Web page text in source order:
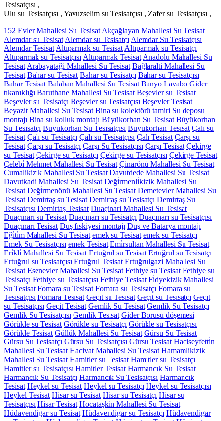
Tesisatçısı ,
Ulu su Tesisatçısı , Yavuzselim su Tesisatçısı , Zafer su Tesisatçısı ,
152 Evler Mahallesi Su TesisatAkçağlayan Mahallesi Su Tesisat
Alemdar su TesisatAlemdar su TesisatçıAlemdar Su Tesisatçısı
Alemdar TesisatAltıparmak su TesisatAltıparmak su Tesisatçı
Altıparmak su TesisatçısıAltıparmak TesisatAnadolu Mahallesi Su
TesisatArabayataği Mahallesi Su Tesisat Bağlaralti Mahallesi Su
Tesisat Bahar su Tesisat Bahar su Tesisatçı Bahar su Tesisatçısı
Bahar Tesisat Balaban Mahallesi Su Tesisat Banyo Lavabo Gider
tıkanıklığı Baruthane Mahallesi Su Tesisat Beşevler su Tesisat
Beşevler su Tesisatçı Beşevler su Tesisatçısı Beşevler Tesisat
Beyazit Mahallesi Su Tesisat Bina su kolektörü tamiri Su deposu
montajı Bina su kolluk montajı Büyükorhan Su Tesisat Büyükorhan
Su Tesisatçı Büyükorhan Su Tesisatçısı Büyükorhan Tesisat Çalı su
Tesisat Çalı su Tesisatçı Çalı su Tesisatçısı Çalı Tesisat Çarşı su
Tesisat Çarşı su Tesisatçı Çarşı Su Tesisatçısı Çarşı Tesisat Çekirge
su Tesisat Çekirge su Tesisatçı Çekirge su Tesisatçısı Çekirge Tesisat
Çelebi̇ Mehmet Mahallesi Su Tesisat Çinarönü Mahallesi Su Tesisat
Cumalikizik Mahallesi Su Tesisat Davutdede Mahallesi Su Tesisat
Davutkadi Mahallesi Su Tesisat Deği̇rmenli̇kizik Mahallesi Su
Tesisat Deği̇rmenönü Mahallesi Su Tesisat Demetevler Mahallesi Su
Tesisat Demirtaş su Tesisat Demirtaş su Tesisatçı Demirtaş Su
Tesisatçısı Demirtaş Tesisat Duaçinari Mahallesi Su Tesisat
Duaçınarı su Tesisat Duaçınarı su Tesisatçı Duaçınarı su Tesisatçısı
Duaçınarı Tesisat Duş fıskiyesi montajı Duş ve Batarya montajı
Eği̇ti̇m Mahallesi Su Tesisat emek su Tesisat emek su Tesisatçı
Emek Su Tesisatçısı emek Tesisat Emi̇rsultan Mahallesi Su Tesisat
Eri̇kli̇ Mahallesi Su Tesisat Ertuğrul su Tesisat Ertuğrul su Tesisatçı
Ertuğrul su Tesisatçısı Ertuğrul Tesisat Ertuğrulgazi̇ Mahallesi Su
Tesisat Esenevler Mahallesi Su Tesisat Fethiye su Tesisat Fethiye su
Tesisatçı Fethiye su Tesisatçısı Fethiye Tesisat Fi̇dyekizik Mahallesi
Su Tesisat Fomara su Tesisat Fomara su Tesisatçı Fomara su
Tesisatçısı Fomara Tesisat Geçit su Tesisat Geçit su Tesisatçı Geçit
su Tesisatçısı Geçit Tesisat Gemlik Su Tesisat Gemlik Su Tesisatçı
Gemlik Su Tesisatçısı Gemlik Tesisat Gider Borusu döşemesi
Görükle su Tesisat Görükle su Tesisatçı Görükle su Tesisatçısı
Görükle Tesisat Güllük Mahallesi Su Tesisat Gürsu Su Tesisat
Gürsu Su Tesisatçı Gürsu Su Tesisatçısı Gürsu Tesisat Haciseyfetti̇n
Mahallesi Su Tesisat Hacivat Mahallesi Su Tesisat Hamamlikizik
Mahallesi Su Tesisat Hamitler su Tesisat Hamitler su Tesisatçı
Hamitler su Tesisatçısı Hamitler Tesisat Harmancık Su Tesisat
Harmancık Su Tesisatçı Harmancık Su Tesisatçısı Harmancık
Tesisat Heykel su Tesisat Heykel su Tesisatçı Heykel su Tesisatçısı
Heykel Tesisat Hisar su Tesisat Hisar su Tesisatçı Hisar su
Tesisatçısı Hisar Tesisat Hocataşkin Mahallesi Su Tesisat
Hüdavendigar su Tesisat Hüdavendigar su Tesisatçı Hüdavendigar